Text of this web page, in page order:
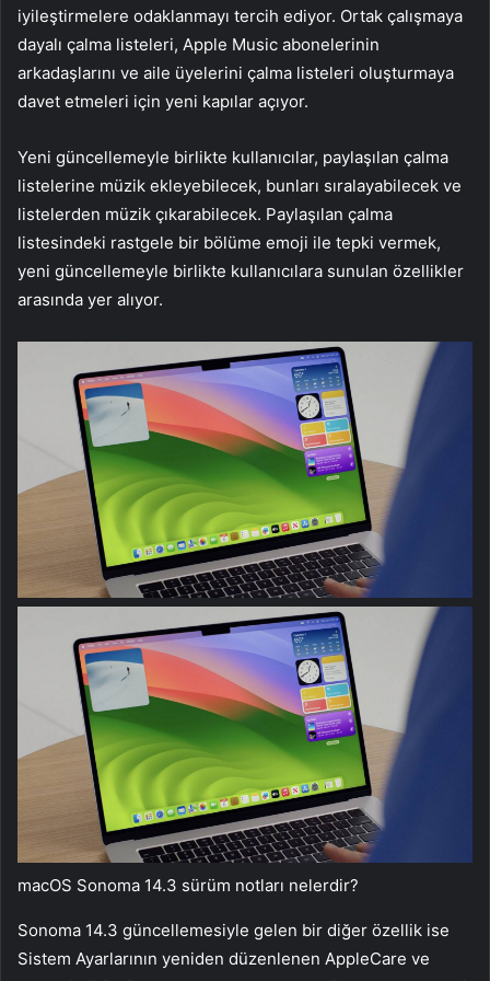
iyileştirmelere odaklanmayı tercih ediyor. Ortak çalışmaya
dayalı çalma listeleri, Apple Music abonelerinin
arkadaşlarını ve aile üyelerini çalma listeleri oluşturmaya
davet etmeleri için yeni kapılar açıyor.
Yeni güncellemeyle birlikte kullanıcılar, paylaşılan çalma
listelerine müzik ekleyebilecek, bunları sıralayabilecek ve
listelerden müzik çıkarabilecek. Paylaşılan çalma
listesindeki rastgele bir bölüme emoji ile tepki vermek,
yeni güncellemeyle birlikte kullanıcılara sunulan özellikler
arasında yer alıyor.
macOS Sonoma 14.3 sürüm notları nelerdir?
Sonoma 14.3 güncellemesiyle gelen bir diğer özellik ise
Sistem Ayarlarının yeniden düzenlenen AppleCare ve